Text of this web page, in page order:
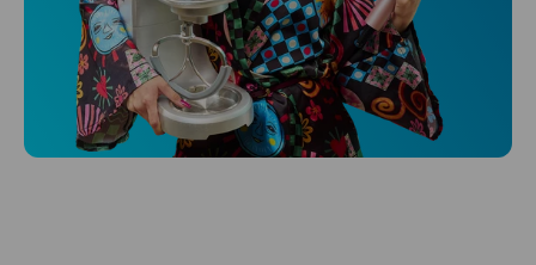
Niceboy ONE Ultra
Hlídá ti zdraví, spánek i pohyb a ještě k
tomu platí.